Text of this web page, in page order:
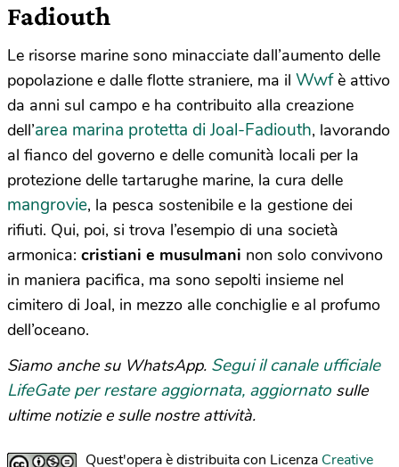
Fadiouth
Le risorse marine sono minacciate dall’aumento delle
popolazione e dalle flotte straniere, ma il Wwfè attivo
da anni sul campo e ha contribuito alla creazione
dell’area marina protetta di Joal-Fadiouth, lavorando
al fianco del governo e delle comunità locali per la
protezione delle tartarughe marine, la cura delle
mangrovie, la pesca sostenibile e la gestione dei
rifiuti. Qui, poi, si trova l’esempio di una società
armonica: cristiani e musulmani non solo convivono
in maniera pacifica, ma sono sepolti insieme nel
cimitero di Joal, in mezzo alle conchiglie e al profumo
dell’oceano.
Siamo anche su WhatsApp. Segui il canale ufficiale
LifeGate per restare aggiornata, aggiornato sulle
ultime notizie e sulle nostre attività.
Quest'opera è distribuita con Licenza Creative